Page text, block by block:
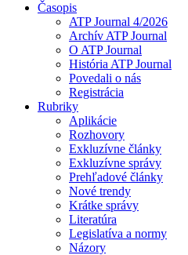
Časopis
ATP Journal 4/2026
Archív ATP Journal
O ATP Journal
História ATP Journal
Povedali o nás
Registrácia
Rubriky
Aplikácie
Rozhovory
Exkluzívne články
Exkluzívne správy
Prehľadové články
Nové trendy
Krátke správy
Literatúra
Legislatíva a normy
Názory